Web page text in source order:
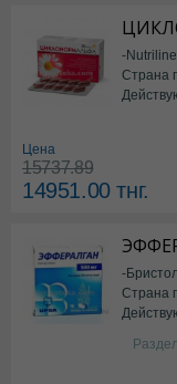
-
Страна
Цена
15737.89
14951.00тнг.
-
Страна